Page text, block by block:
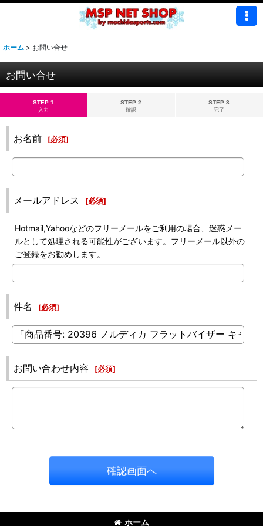
ホーム > お問い合せ
お問い合せ
STEP 1
入力
STEP 2
確認
STEP 3
完了
お名前 [必須]
メールアドレス [必須]
Hotmail,Yahooなどのフリーメールをご利用の場合、迷惑メー
ルとして処理される可能性がございます。フリーメール以外の
ご登録をお勧めします。
件名 [必須]
お問い合わせ内容 [必須]
確認画面へ
ホーム